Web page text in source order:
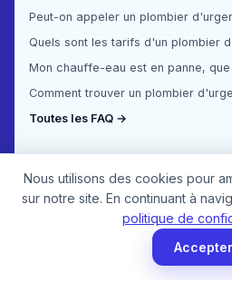
Comment trouver un plombier
Toutes les FAQ →
Nous utilisons des cookies pour
sur notre site. En continuant à
politique de
Accepter